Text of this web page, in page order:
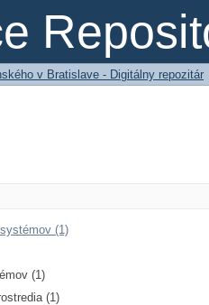
v Bratislave - Digitálny repozitár
(1)
(1)
(1)